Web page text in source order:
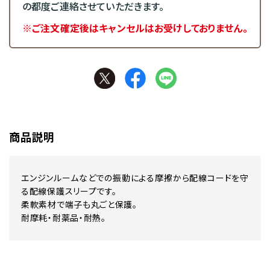
の都度ご連絡させていただきます。
※ご注文確定後はキャンセルはお受けしておりません。
商品説明
エンジンルームなどでの振動による摩擦から配線コードを守
る配線保護スリープです。
柔軟素材で端子も丸ごと保護。
耐摩耗・耐薬品・耐熱。